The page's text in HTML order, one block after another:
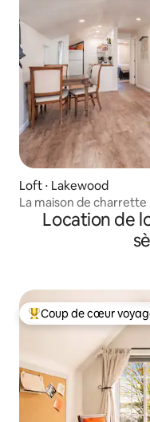
Loft ⋅ Lakewood
La maison de charrette
Location de
Coups de cœur
Coup de cœur